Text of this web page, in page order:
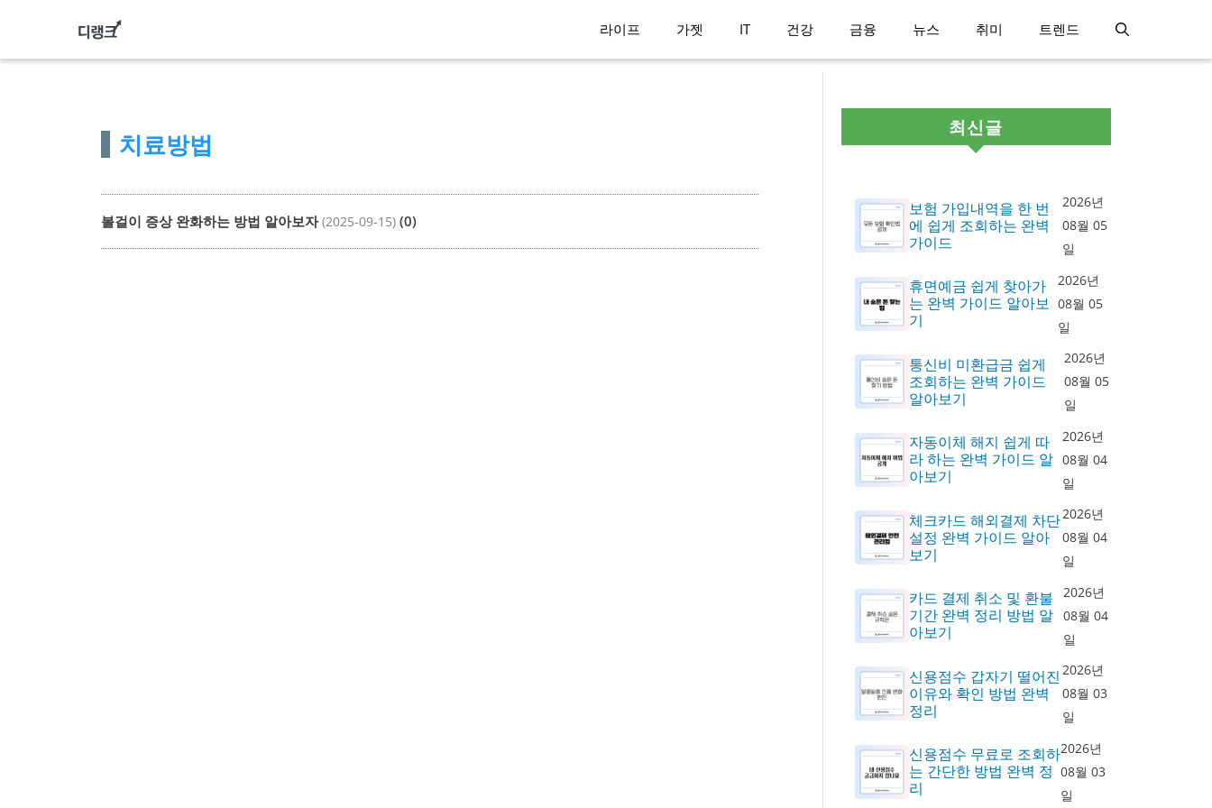
라이프 가젯 IT 건강 금융 뉴스 취미 트렌드
치료방법
볼걸이 증상 완화하는 방법 알아보자 (2025-09-15) (0)
최신글
보험 가입내역을 한 번
에 쉽게 조회하는 완벽
가이드
2026년
08월 05
일
휴면예금 쉽게 찾아가
는 완벽 가이드 알아보
기
2026년
08월 05
일
통신비 미환급금 쉽게
조회하는 완벽 가이드
알아보기
2026년
08월 05
일
자동이체 해지 쉽게 따
라 하는 완벽 가이드 알
아보기
2026년
08월 04
일
체크카드 해외결제 차단
설정 완벽 가이드 알아
보기
2026년
08월 04
일
카드 결제 취소 및 환불
기간 완벽 정리 방법 알
아보기
2026년
08월 04
일
신용점수 갑자기 떨어진
이유와 확인 방법 완벽
정리
2026년
08월 03
일
신용점수 무료로 조회하
는 간단한 방법 완벽 정
리
2026년
08월 03
일